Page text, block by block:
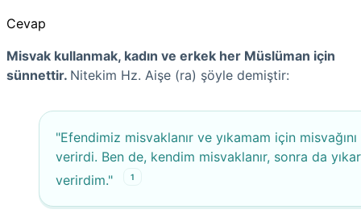
Cevap
Misvak kullanmak, kadın ve erkek her Müslüman için
sünnettir. Nitekim Hz. Aişe (ra) şöyle demiştir:
"Efendimiz misvaklanır ve yıkamam için
verirdi. Ben de, kendim misvaklanır, sonra da
verirdim."
1